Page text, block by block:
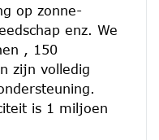
op zonne-
enz. We
, 150
zijn volledig
is 1 miljoen